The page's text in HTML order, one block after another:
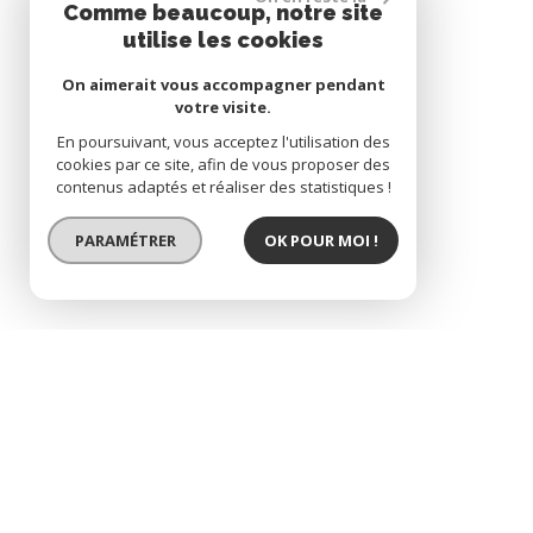
Comme beaucoup, notre site
utilise les cookies
On aimerait vous accompagner pendant
votre visite.
En poursuivant, vous acceptez l'utilisation des
cookies par ce site, afin de vous proposer des
contenus adaptés et réaliser des statistiques !
PARAMÉTRER OK POUR MOI !